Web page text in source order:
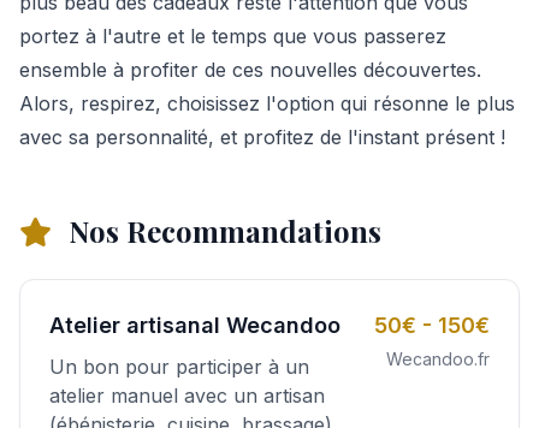
portez à l'autre et le temps que vous passerez
ensemble à profiter de ces nouvelles découvertes.
Alors, respirez, choisissez l'option qui résonne le plus
avec sa personnalité, et profitez de l'instant présent !
Nos Recommandations
Atelier artisanal Wecandoo
Un bon pour participer à un
atelier manuel avec un artisan
50€ - 150€
Wecandoo.fr